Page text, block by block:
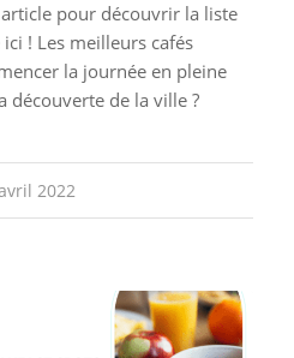
pour découvrir la liste
! Les meilleurs cafés
la journée en pleine
découverte de la ville ?
2022